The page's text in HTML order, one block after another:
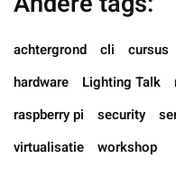
achtergrond cli cursus
hardware
Lighting Talk
raspberry pi
security
virtualisatie
workshop